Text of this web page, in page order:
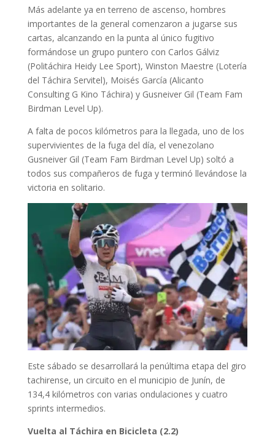
Más adelante ya en terreno de ascenso, hombres
importantes de la general comenzaron a jugarse sus
cartas, alcanzando en la punta al único fugitivo
formándose un grupo puntero con Carlos Gálviz
(Politáchira Heidy Lee Sport), Winston Maestre (Lotería
del Táchira Servitel), Moisés García (Alicanto
Consulting G Kino Táchira) y Gusneiver Gil (Team Fam
Birdman Level Up).
A falta de pocos kilómetros para la llegada, uno de los
supervivientes de la fuga del día, el venezolano
Gusneiver Gil (Team Fam Birdman Level Up) soltó a
todos sus compañeros de fuga y terminó llevándose la
victoria en solitario.
Este sábado se desarrollará la penúltima etapa del giro
tachirense, un circuito en el municipio de Junín, de
134,4 kilómetros con varias ondulaciones y cuatro
sprints intermedios.
Vuelta al Táchira en Bicicleta (2.2)